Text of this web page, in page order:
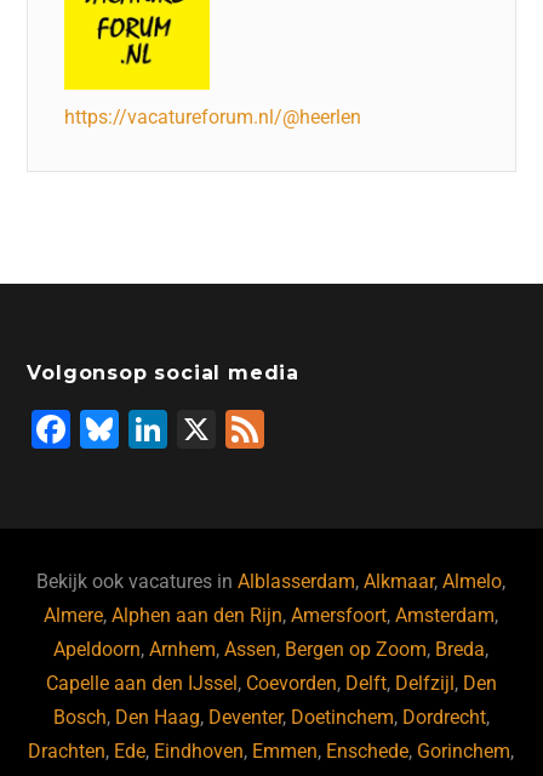
https://vacatureforum.nl/@heerlen
Volgonsop social media
F
b
o
o
k
Bl
ky
Li
dI
n
X
Bekijk ook vacatures inAlblasserdam,Alkmaar,Almelo,
Almere,Alphen aan den Rijn,Amersfoort,Amsterdam,
Apeldoorn,Arnhem,Assen, Bergen op Zoom, Breda,
Capelle aan den IJssel, Coevorden, Delft, Delfzijl, Den
Bosch, Den Haag, Deventer, Doetinchem, Dordrecht,
Drachten, Ede, Eindhoven, Emmen, Enschede, Gorinchem,